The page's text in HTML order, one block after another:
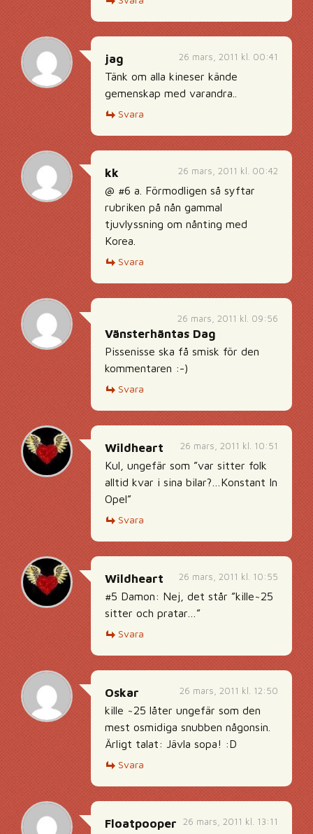
26 mars, 2011 kl. 00:41
jag
Tänk om alla kineser kände
gemenskap med varandra..
Svara
26 mars, 2011 kl. 00:42
kk
@ #6 a. Förmodligen så syftar
rubriken på nån gammal
tjuvlyssning om nånting med
Korea.
Svara
26 mars, 2011 kl. 09:56
Vänsterhäntas Dag
Pissenisse ska få smisk för den
kommentaren :-)
Svara
26 mars, 2011 kl. 10:51
Wildheart
Kul, ungefär som ”var sitter folk
alltid kvar i sina bilar?…Konstant In
Opel”
Svara
26 mars, 2011 kl. 10:55
Wildheart
#5 Damon: Nej, det står ”kille~25
sitter och pratar…”
Svara
26 mars, 2011 kl. 12:50
Oskar
kille ~25 låter ungefär som den
mest osmidiga snubben någonsin.
Ärligt talat: Jävla sopa! :D
Svara
26 mars, 2011 kl. 13:11
Floatpooper